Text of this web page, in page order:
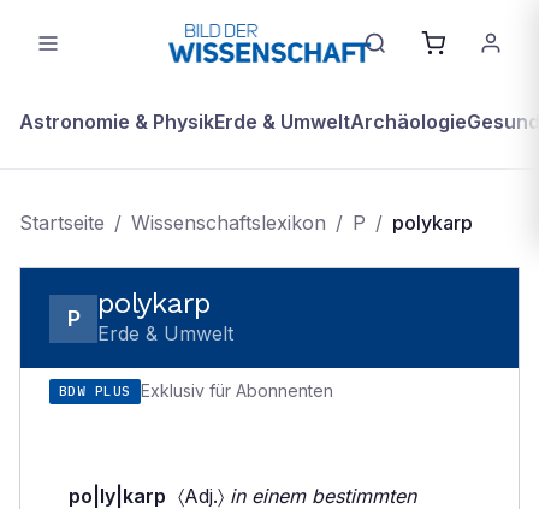
Astronomie & PhysikErde & UmweltArchäologie
Startseite / Wissenschaftslexikon / P / polykarp
P polykarp
Erde & Umwelt
BDW PLUS Exklusiv für Abonnenten
po|ly|karp 〈Adj.〉 in einem bestimmten